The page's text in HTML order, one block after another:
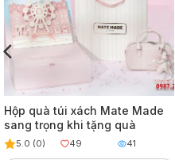
Hộp quà túi xách Mate Made
sang trọng khi tặng quà
5.0 (0) 49 41